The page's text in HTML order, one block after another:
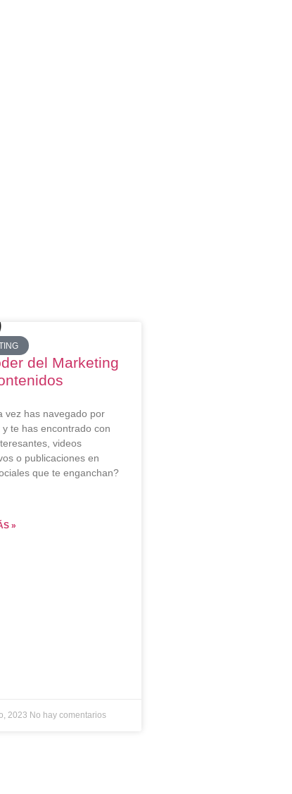
del Marketing
vez has navegado por
y te has encontrado con
videos
o publicaciones en
que te enganchan?
»
2023 No hay comentarios